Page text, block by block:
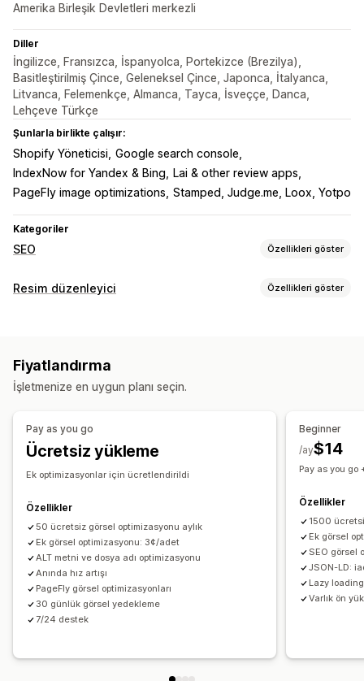
Amerika Birleşik Devletleri merkezli
Diller
İngilizce, Fransızca, İspanyolca, Portekizce (Brezilya),
Basitleştirilmiş Çince, Geleneksel Çince, Japonca, İtalyanca,
Litvanca, Felemenkçe, Almanca, Tayca, İsveççe, Danca,
Lehçeve Türkçe
Şunlarla birlikte çalışır:
Shopify Yöneticisi Google search console
IndexNow for Yandex & Bing
Lai & other review apps
PageFly image optimizations Stamped, Judge.me, Loox, Yotpo
Kategoriler
SEO Özellikleri göster
SEO araçları
Yeniden Yönlendirmeler
Sayfa indeksleme
Meta etiketler
Yapay zeka üretimi
Görsel optimizasyonu
Hız optimizasyonu İçerik optimizasyonu
Meta veri optimizasyonu Otomasyonlar
Performansı izleme
SEO puanı Denetimler Raporlama
Bilgiler ve ipuçları
Analizler Rakip analizi Anahtar sözcük analizi
Hız analizi
Bağlantı analizi İçerik analizi
Sıralama izleme
Web sitesi trafiği Test
Resim düzenleyici Özellikleri göster
SEO Alternatif metin
Sıkıştırma
Fiyatlandırma
İşletmenize en uygun planı seçin.
Pay as you go
Ücretsiz yükleme
Ek optimizasyonlar için ücretlendirildi
Özellikler
50 ücretsiz görsel optimizasyonu aylık
Ek görsel optimizasyonu: 3¢/adet
ALT metni ve dosya adı optimizasyonu
Anında hız artışı
PageFly görsel optimizasyonları
30 günlük görsel yedekleme
7/24 destek
Beginner
$14
/ay
Pay as you go
Özellikler
1500
Ek görsel
SEO görsel
JSON-LD:
Lazy
Varlık ön